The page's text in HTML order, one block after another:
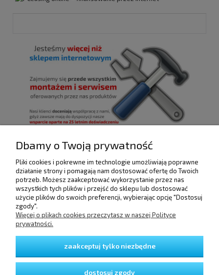
POMOC
DOSTAWA I PŁATNOŚCI
GWARANCJA I ZWROTY
Dbamy o Twoją prywatność
Pliki cookies i pokrewne im technologie umożliwiają poprawne
działanie strony i pomagają nam dostosować ofertę do Twoich
potrzeb. Możesz zaakceptować wykorzystanie przez nas
wszystkich tych plików i przejść do sklepu lub dostosować
użycie plików do swoich preferencji, wybierając opcję "Dostosuj
zgody".
Więcej o plikach cookies przeczytasz w naszej Polityce
prywatności.
zaakceptuj tylko niezbędne
dostosuj zgody